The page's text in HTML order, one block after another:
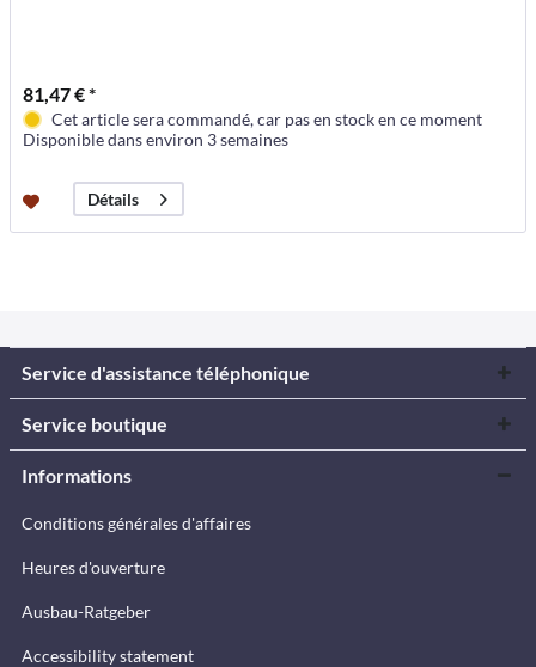
81,47 € *
Cet article sera commandé, car pas en stock en ce moment
Disponible dans environ 3 semaines
Détails
Service d'assistance téléphonique
Service boutique
Informations
Conditions générales d'affaires
Heures d'ouverture
Ausbau-Ratgeber
Accessibility statement